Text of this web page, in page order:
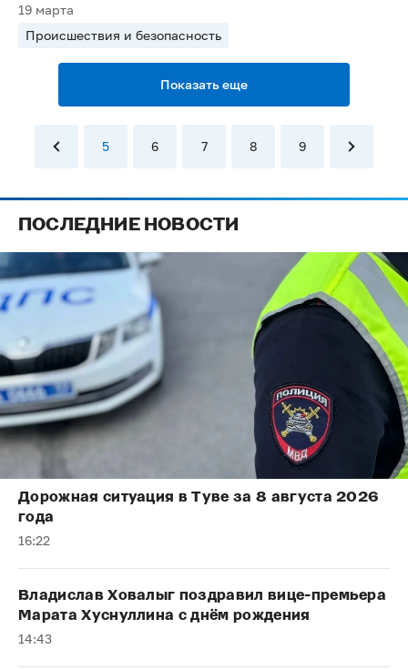
19 марта
Происшествия и безопасность
Показать еще
5 6 7 8 9
ПОСЛЕДНИЕ НОВОСТИ
Дорожная ситуация в Туве за 8 августа 2026
года
16:22
Владислав Ховалыг поздравил вице-премьера
Марата Хуснуллина с днём рождения
14:43